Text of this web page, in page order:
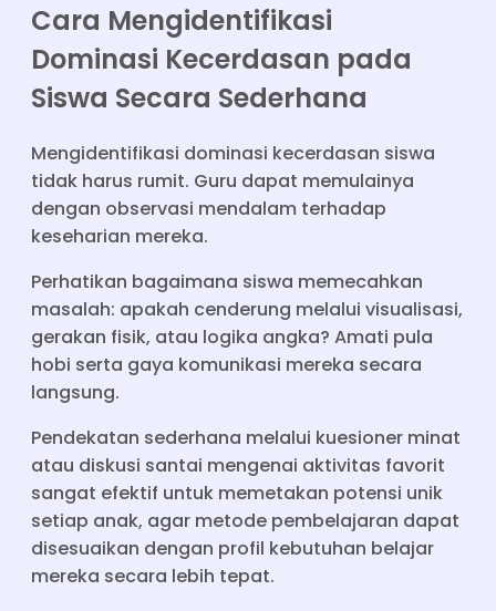
Cara Mengidentifikasi
Dominasi Kecerdasan pada
Siswa Secara Sederhana
Mengidentifikasi dominasi kecerdasan siswa
tidak harus rumit. Guru dapat memulainya
dengan observasi mendalam terhadap
keseharian mereka.
Perhatikan bagaimana siswa memecahkan
masalah: apakah cenderung melalui visualisasi,
gerakan fisik, atau logika angka? Amati pula
hobi serta gaya komunikasi mereka secara
langsung.
Pendekatan sederhana melalui kuesioner minat
atau diskusi santai mengenai aktivitas favorit
sangat efektif untuk memetakan potensi unik
setiap anak, agar metode pembelajaran dapat
disesuaikan dengan profil kebutuhan belajar
mereka secara lebih tepat.